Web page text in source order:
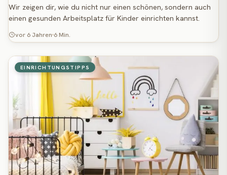
Wir zeigen dir, wie du nicht nur einen schönen, sondern auch
einen gesunden Arbeitsplatz für Kinder einrichten kannst.
vor 6 Jahren 6 Min.
EINRICHTUNGSTIPPS